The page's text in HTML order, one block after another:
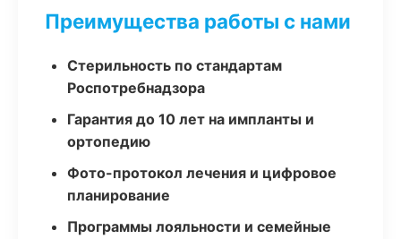
Преимущества работы с нами
Стерильность по стандартам
Роспотребнадзора
Гарантия до 10 лет на импланты и
ортопедию
Фото-протокол лечения и цифровое
планирование
Программы лояльности и семейные